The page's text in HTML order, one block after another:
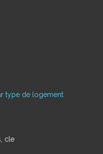
type de logement
cle